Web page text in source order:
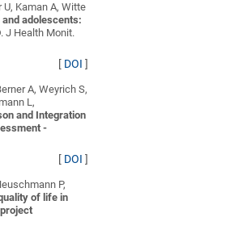
U, Kaman A, Witte
and adolescents:
. J Health Monit.
[ DOI ]
A, Weyrich S,
L,
and Integration
-
[ DOI ]
P,
of life in